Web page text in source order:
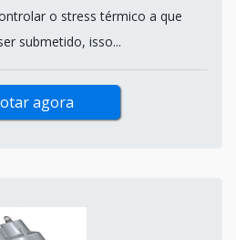
o stress térmico a que
submetido, isso...
agora